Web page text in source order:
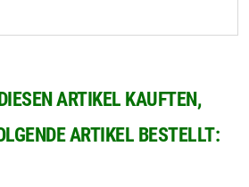
ARTIKEL KAUFTEN,
ARTIKEL BESTELLT: